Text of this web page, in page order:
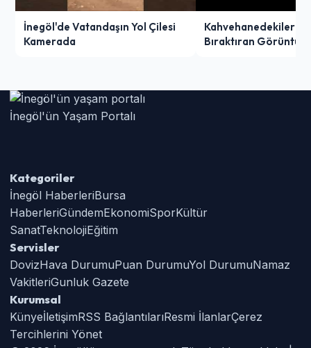
İnegöl'de Vatandaşın Yol Çilesi
Kamerada
Kahvehanedekiler
Bıraktıran Görüntü!
İnegöl'ün Yaşam Portalı
Kategoriler
İnegöl HaberleriBursa
HaberleriGündemEkonomiSporKültür
SanatTeknolojiEğitim
Servisler
DovizHava DurumuPuan DurumuYol DurumuNamaz
VakitleriGunluk Gazete
Kurumsal
KünyeİletişimRSS BağlantılarıResmi İlanlarÇerez
Tercihlerini Yönet